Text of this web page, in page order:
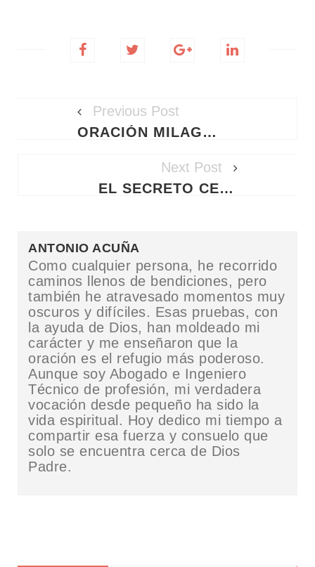
Previous Post
ORACIÓN MILAGROSA A SAN MARCOS EVANGELISTA PARA RESTAURAR EL MATRIMONIO Y DETENER EL DIVORCIO
Next Post
EL SECRETO CELESTIAL DE LA PROSPERIDAD: ORACIÓN A SAN HOMOBONO PARA ATRAER CLIENTES Y MULTIPLICAR VENTAS HOY MISMO
ANTONIO ACUÑA
Como cualquier persona, he recorrido
caminos llenos de bendiciones, pero
también he atravesado momentos muy
oscuros y difíciles. Esas pruebas, con
la ayuda de Dios, han moldeado mi
carácter y me enseñaron que la
oración es el refugio más poderoso.
Aunque soy Abogado e Ingeniero
Técnico de profesión, mi verdadera
vocación desde pequeño ha sido la
vida espiritual. Hoy dedico mi tiempo a
compartir esa fuerza y consuelo que
solo se encuentra cerca de Dios
Padre.